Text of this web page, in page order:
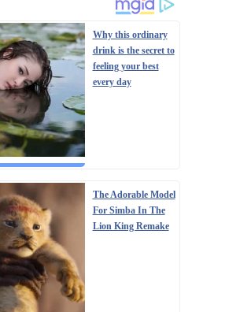
Why this ordinary
drink is the secret to
feeling your best
every day
The Adorable Model
For Simba In The
Lion King Remake